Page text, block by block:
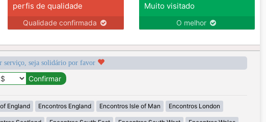
perfis de qualidade
Qualidade confirmada
Muito visitado
O melhor
serviço, seja solidário por favor
England Encontros England Encontros Isle of Man Encontros London